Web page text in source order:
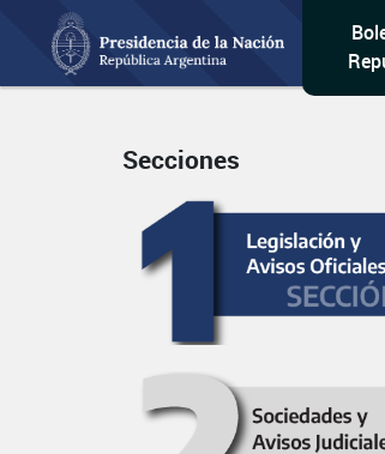
Secciones